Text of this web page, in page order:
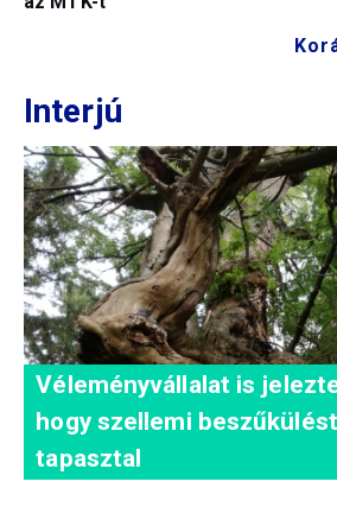
Interjú
Véleményvállalat is
hogy szellemi beszűkülést
tapasztal